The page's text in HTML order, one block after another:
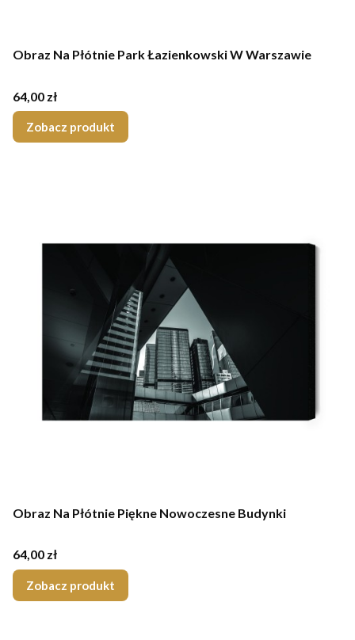
Obraz Na Płótnie Park Łazienkowski W Warszawie
Cena
64,00 zł
Zobacz produkt
Obraz Na Płótnie Piękne Nowoczesne Budynki
Cena
64,00 zł
Zobacz produkt